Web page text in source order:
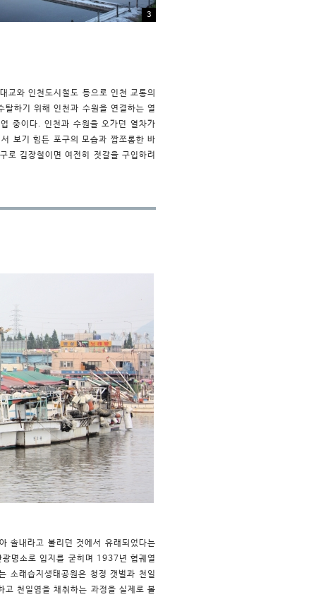
3
교와 인천도시철도 등으로 인천 교통의
하기 위해 인천과 수원을 연결하는 열
중이다. 인천과 수원을 오가던 열차가
보기 힘든 포구의 모습과 짭쪼롬한 바
로 김장철이면 여전히 젓갈을 구입하려
솔내라고 불리던 것에서 유래되었다는
명소로 입지를 굳히며 1937년 협궤열
소래습지생태공원은 청정 갯벌과 천일
천일염을 채취하는 과정을 실제로 볼